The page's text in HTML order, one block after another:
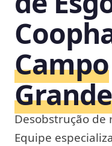
Campo
Desobstrução de
Equipe